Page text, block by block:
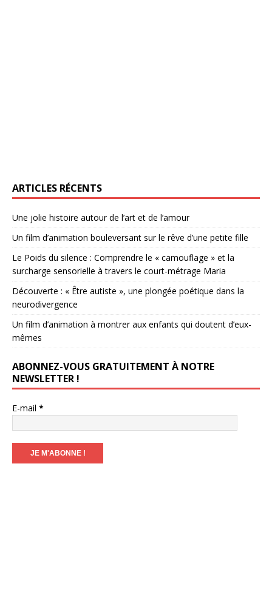
ARTICLES RÉCENTS
Une jolie histoire autour de l’art et de l’amour
Un film d’animation bouleversant sur le rêve d’une petite fille
Le Poids du silence : Comprendre le « camouflage » et la
surcharge sensorielle à travers le court-métrage Maria
Découverte : « Être autiste », une plongée poétique dans la
neurodivergence
Un film d’animation à montrer aux enfants qui doutent d’eux-
mêmes
ABONNEZ-VOUS GRATUITEMENT À NOTRE
NEWSLETTER !
E-mail *